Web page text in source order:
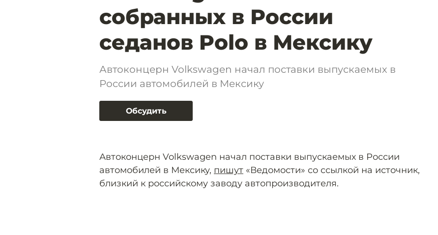
собранных в России
седанов Polo в Мексику
Автоконцерн Volkswagen начал поставки выпускаемых в
России автомобилей в Мексику
Обсудить
Автоконцерн Volkswagen начал поставки выпускаемых в России
автомобилей в Мексику, пишут «Ведомости» со ссылкой на источник,
близкий к российскому заводу автопроизводителя.